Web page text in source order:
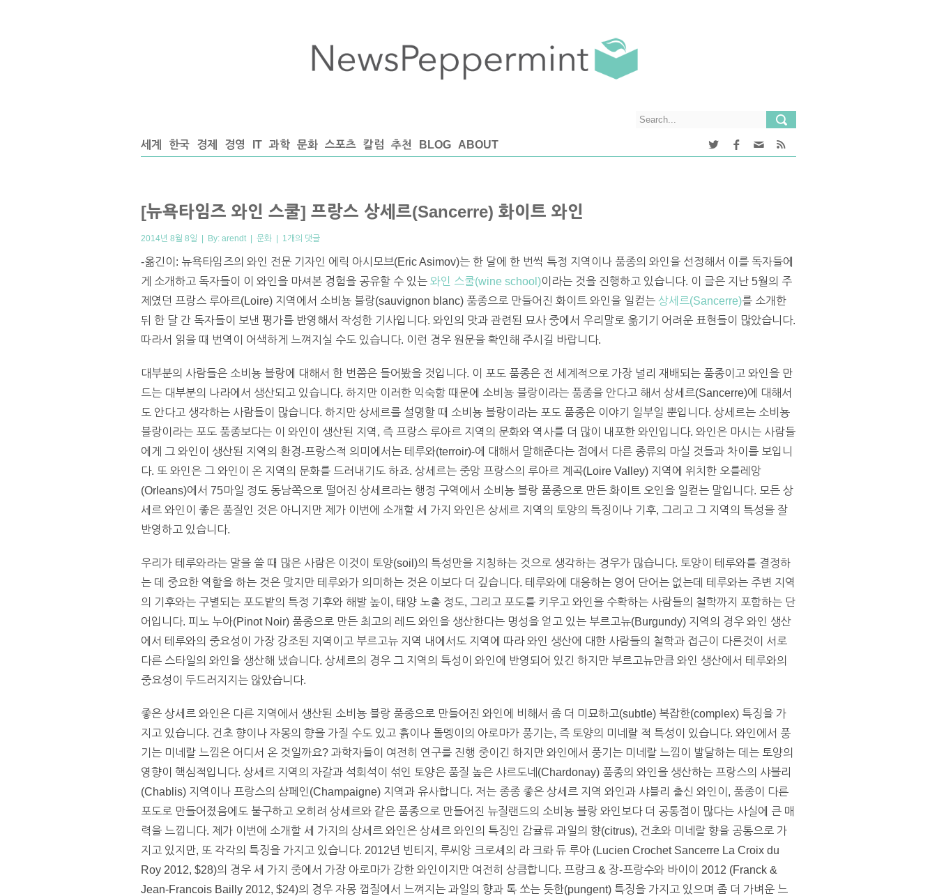
세계 한국 경제 경영 IT 과학 문화 스포츠 칼럼 추천 BLOG ABOUT
[뉴욕타임즈 와인 스쿨] 프랑스 상세르(Sancerre) 화이트 와인
2014년 8월 8일 | By: arendt| 문화 | 1개의 댓글
-옮긴이: 뉴욕타임즈의 와인 전문 기자인 에릭 아시모브(Eric Asimov)는 한 달에 한 번씩 특정 지역이나 품종의 와인을 선정해서 이를 독자들에
게 소개하고 독자들이 이 와인을 마셔본 경험을 공유할 수 있는 와인 스쿨(wine school)이라는 것을 진행하고 있습니다. 이 글은 지난 5월의 주
제였던 프랑스 루아르(Loire) 지역에서 소비뇽 블랑(sauvignon blanc) 품종으로 만들어진 화이트 와인을 일컫는 상세르(Sancerre)를 소개한
뒤 한 달 간 독자들이 보낸 평가를 반영해서 작성한 기사입니다. 와인의 맛과 관련된 묘사 중에서 우리말로 옮기기 어려운 표현들이 많았습니다.
따라서 읽을 때 번역이 어색하게 느껴지실 수도 있습니다. 이런 경우 원문을 확인해 주시길 바랍니다.
대부분의 사람들은 소비뇽 블랑에 대해서 한 번쯤은 들어봤을 것입니다. 이 포도 품종은 전 세계적으로 가장 널리 재배되는 품종이고 와인을 만
드는 대부분의 나라에서 생산되고 있습니다. 하지만 이러한 익숙함 때문에 소비뇽 블랑이라는 품종을 안다고 해서 상세르(Sancerre)에 대해서
도 안다고 생각하는 사람들이 많습니다. 하지만 상세르를 설명할 때 소비뇽 블랑이라는 포도 품종은 이야기 일부일 뿐입니다. 상세르는 소비뇽
블랑이라는 포도 품종보다는 이 와인이 생산된 지역, 즉 프랑스 루아르 지역의 문화와 역사를 더 많이 내포한 와인입니다. 와인은 마시는 사람들
에게 그 와인이 생산된 지역의 환경-프랑스적 의미에서는 테루와(terroir)-에 대해서 말해준다는 점에서 다른 종류의 마실 것들과 차이를 보입니
다. 또 와인은 그 와인이 온 지역의 문화를 드러내기도 하죠. 상세르는 중앙 프랑스의 루아르 계곡(Loire Valley) 지역에 위치한 오를레앙
(Orleans)에서 75마일 정도 동남쪽으로 떨어진 상세르라는 행정 구역에서 소비뇽 블랑 품종으로 만든 화이트 오인을 일컫는 말입니다. 모든 상
세르 와인이 좋은 품질인 것은 아니지만 제가 이번에 소개할 세 가지 와인은 상세르 지역의 토양의 특징이나 기후, 그리고 그 지역의 특성을 잘
반영하고 있습니다.
우리가 테루와라는 말을 쓸 때 많은 사람은 이것이 토양(soil)의 특성만을 지칭하는 것으로 생각하는 경우가 많습니다. 토양이 테루와를 결정하
는 데 중요한 역할을 하는 것은 맞지만 테루와가 의미하는 것은 이보다 더 깊습니다. 테루와에 대응하는 영어 단어는 없는데 테루와는 주변 지역
의 기후와는 구별되는 포도밭의 특정 기후와 해발 높이, 태양 노출 정도, 그리고 포도를 키우고 와인을 수확하는 사람들의 철학까지 포함하는 단
어입니다. 피노 누아(Pinot Noir) 품종으로 만든 최고의 레드 와인을 생산한다는 명성을 얻고 있는 부르고뉴(Burgundy) 지역의 경우 와인 생산
에서 테루와의 중요성이 가장 강조된 지역이고 부르고뉴 지역 내에서도 지역에 따라 와인 생산에 대한 사람들의 철학과 접근이 다른것이 서로
다른 스타일의 와인을 생산해 냈습니다. 상세르의 경우 그 지역의 특성이 와인에 반영되어 있긴 하지만 부르고뉴만큼 와인 생산에서 테루와의
중요성이 두드러지지는 않았습니다.
좋은 상세르 와인은 다른 지역에서 생산된 소비뇽 블랑 품종으로 만들어진 와인에 비해서 좀 더 미묘하고(subtle) 복잡한(complex) 특징을 가
지고 있습니다. 건초 향이나 자몽의 향을 가질 수도 있고 흙이나 돌멩이의 아로마가 풍기는, 즉 토양의 미네랄 적 특성이 있습니다. 와인에서 풍
기는 미네랄 느낌은 어디서 온 것일까요? 과학자들이 여전히 연구를 진행 중이긴 하지만 와인에서 풍기는 미네랄 느낌이 발달하는 데는 토양의
영향이 핵심적입니다. 상세르 지역의 자갈과 석회석이 섞인 토양은 품질 높은 샤르도네(Chardonay) 품종의 와인을 생산하는 프랑스의 샤블리
(Chablis) 지역이나 프랑스의 샴페인(Champaigne) 지역과 유사합니다. 저는 종종 좋은 상세르 지역 와인과 샤블리 출신 와인이, 품종이 다른
포도로 만들어졌음에도 불구하고 오히려 상세르와 같은 품종으로 만들어진 뉴질랜드의 소비뇽 블랑 와인보다 더 공통점이 많다는 사실에 큰 매
력을 느낍니다. 제가 이번에 소개할 세 가지의 상세르 와인은 상세르 와인의 특징인 감귤류 과일의 향(citrus), 건초와 미네랄 향을 공통으로 가
지고 있지만, 또 각각의 특징을 가지고 있습니다. 2012년 빈티지, 루씨앙 크로셰의 라 크롸 듀 루아 (Lucien Crochet Sancerre La Croix du
Roy 2012, $28)의 경우 세 가지 중에서 가장 아로마가 강한 와인이지만 여전히 상큼합니다. 프랑크 & 장-프랑수와 바이이 2012 (Franck &
Jean-Francois Bailly 2012, $24)의 경우 자몽 껍질에서 느껴지는 과일의 향과 톡 쏘는 듯한(pungent) 특징을 가지고 있으며 좀 더 가벼운 느